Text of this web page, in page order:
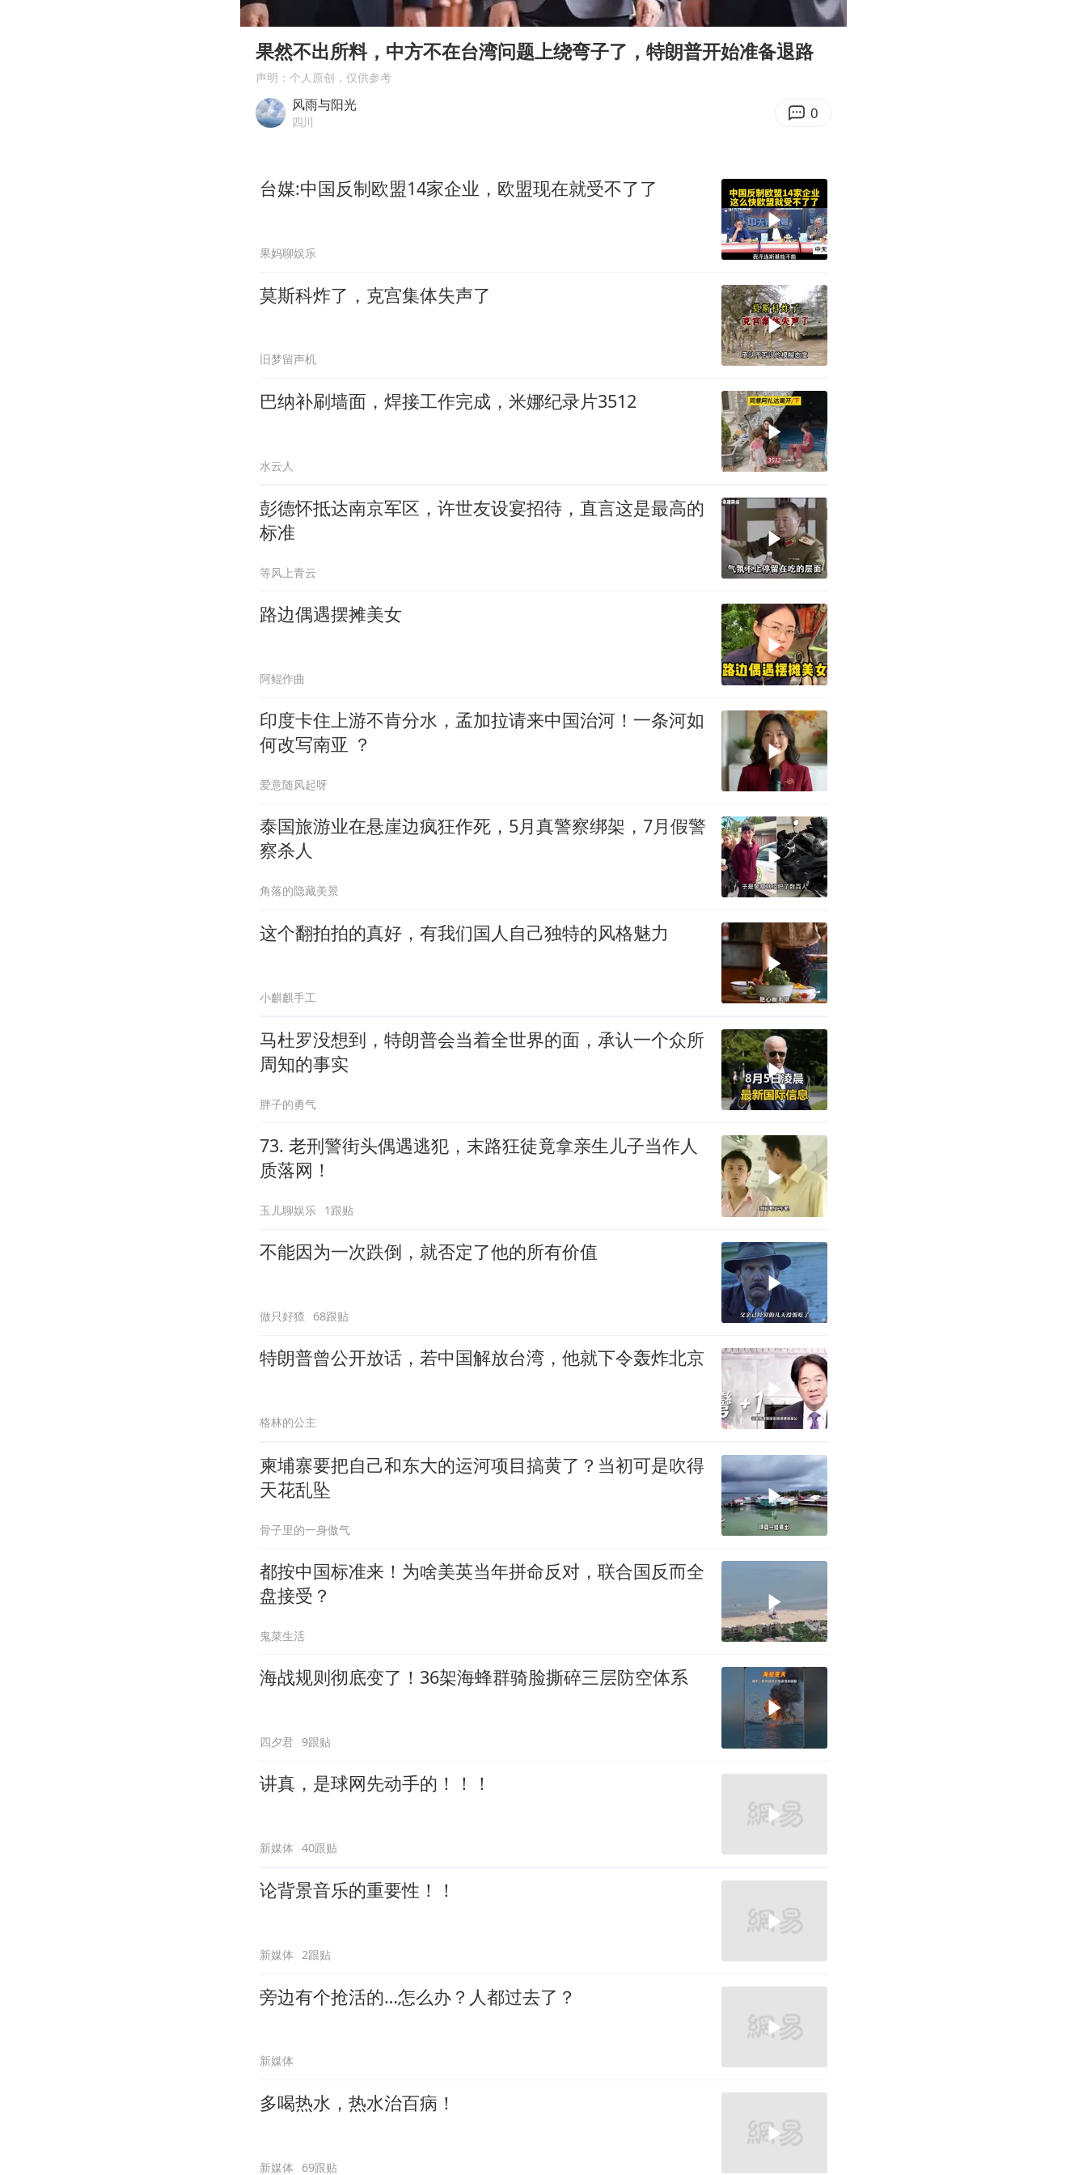
杭州全市有序停课
商场现钱学森巨幅海报 负责人回应
36岁男演员成景区NPC后人气爆棚
Play
03:52
Enter
果然不出所料，中方不在台湾问题上绕弯子了，特朗普开始准备退路
声明：个人原创，仅供参考
风雨与阳光
四川 0
台媒:中国反制欧盟14家企业，欧盟现在就受不了了
果妈聊娱乐
莫斯科炸了，克宫集体失声了
旧梦留声机
巴纳补刷墙面，焊接工作完成，米娜纪录片3512
水云人
彭德怀抵达南京军区，许世友设宴招待，直言这是最高的
标准
等风上青云
路边偶遇摆摊美女
阿鲲作曲
印度卡住上游不肯分水，孟加拉请来中国治河！一条河如
何改写南亚 ？
爱意随风起呀
泰国旅游业在悬崖边疯狂作死，5月真警察绑架，7月假警
察杀人
角落的隐藏美景
这个翻拍拍的真好，有我们国人自己独特的风格魅力
小麒麒手工
马杜罗没想到，特朗普会当着全世界的面，承认一个众所
周知的事实
胖子的勇气
73. 老刑警街头偶遇逃犯，末路狂徒竟拿亲生儿子当作人
质落网！
玉儿聊娱乐 1跟贴
不能因为一次跌倒，就否定了他的所有价值
做只好猹 68跟贴
特朗普曾公开放话，若中国解放台湾，他就下令轰炸北京
格林的公主
柬埔寨要把自己和东大的运河项目搞黄了？当初可是吹得
天花乱坠
骨子里的一身傲气
都按中国标准来！为啥美英当年拼命反对，联合国反而全
盘接受？
鬼菜生活
海战规则彻底变了！36架海蜂群骑脸撕碎三层防空体系
四夕君 9跟贴
讲真，是球网先动手的！！！
新媒体 40跟贴
论背景音乐的重要性！！
新媒体 2跟贴
旁边有个抢活的…怎么办？人都过去了？
新媒体
多喝热水，热水治百病！
新媒体 69跟贴